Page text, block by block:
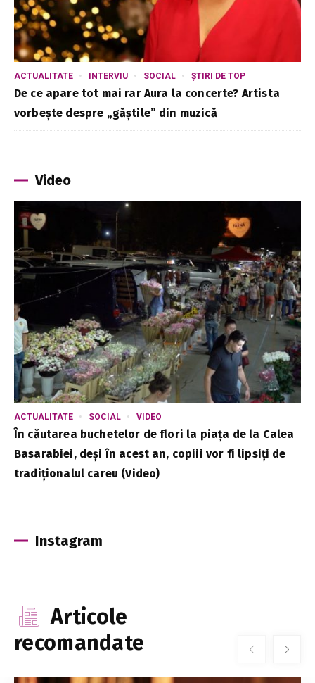
ACTUALITATE INTERVIU SOCIAL ȘTIRI DE TOP
De ce apare tot mai rar Aura la concerte? Artista
vorbește despre „găștile” din muzică
Video
ACTUALITATE SOCIAL VIDEO
În căutarea buchetelor de flori la piața de la Calea
Basarabiei, deși în acest an, copiii vor fi lipsiți de
tradiționalul careu (Video)
Instagram
Articole
recomandate